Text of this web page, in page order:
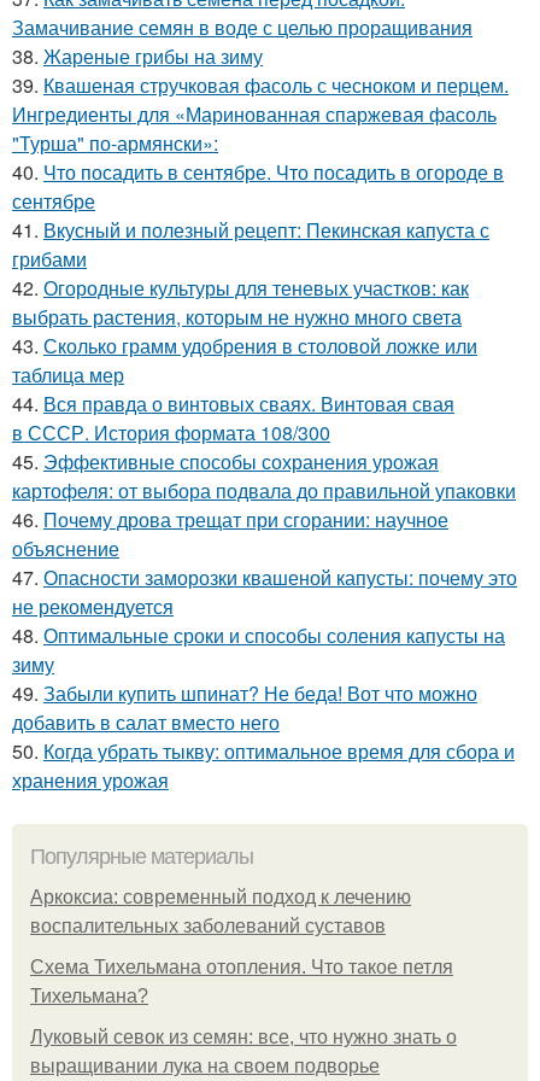
Замачивание семян в воде с целью проращивания
38. Жареные грибы на зиму
39. Квашеная стручковая фасоль с чесноком и перцем.
Ингредиенты для «Маринованная спаржевая фасоль
"Турша" по-армянски»:
40. Что посадить в сентябре. Что посадить в огороде в
сентябре
41. Вкусный и полезный рецепт: Пекинская капуста с
грибами
42. Огородные культуры для теневых участков: как
выбрать растения, которым не нужно много света
43. Сколько грамм удобрения в столовой ложке или
таблица мер
44. Вся правда о винтовых сваях. Винтовая свая
в СССР. История формата 108/300
45. Эффективные способы сохранения урожая
картофеля: от выбора подвала до правильной упаковки
46. Почему дрова трещат при сгорании: научное
объяснение
47. Опасности заморозки квашеной капусты: почему это
не рекомендуется
48. Оптимальные сроки и способы соления капусты на
зиму
49. Забыли купить шпинат? Не беда! Вот что можно
добавить в салат вместо него
50. Когда убрать тыкву: оптимальное время для сбора и
хранения урожая
Популярные материалы
Аркоксиа: современный подход к лечению
воспалительных заболеваний суставов
Схема Тихельмана отопления. Что такое петля
Тихельмана?
Луковый севок из семян: все, что нужно знать о
выращивании лука на своем подворье